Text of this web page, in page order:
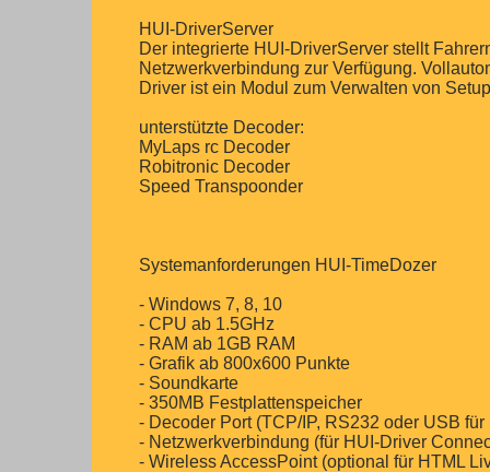
HUI-DriverServer
Der integrierte HUI-DriverServer stellt
Netzwerkverbindung zur Verfügung.
Driver ist ein Modul zum Verwalten von
unterstützte Decoder:
MyLaps rc Decoder
Robitronic Decoder
Speed Transpoonder
Systemanforderungen HUI-TimeDozer
- Windows 7, 8, 10
- CPU ab 1.5GHz
- RAM ab 1GB RAM
- Grafik ab 800x600 Punkte
- Soundkarte
- 350MB Festplattenspeicher
- Decoder Port (TCP/IP, RS232 oder USB
- Netzwerkverbindung (für HUI-Driver
- Wireless AccessPoint (optional für HTML